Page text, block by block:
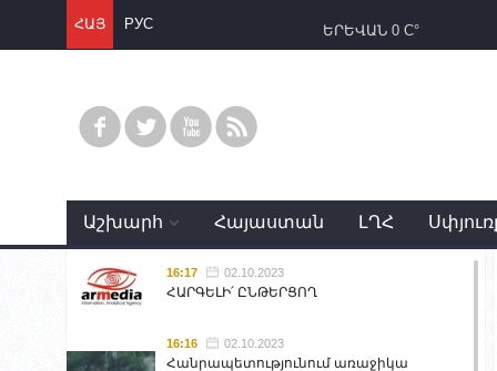
ՀԱՅ РУС ԵՐԵՎԱՆ 0 C°
Աշխարհ Հայաստան ԼՂՀ
16:17 02.10.2023
ՀԱՐԳԵԼԻ՛ ԸՆԹԵՐՑՈՂ
16:16 02.10.2023
Հանրապետությունում առաջիկա